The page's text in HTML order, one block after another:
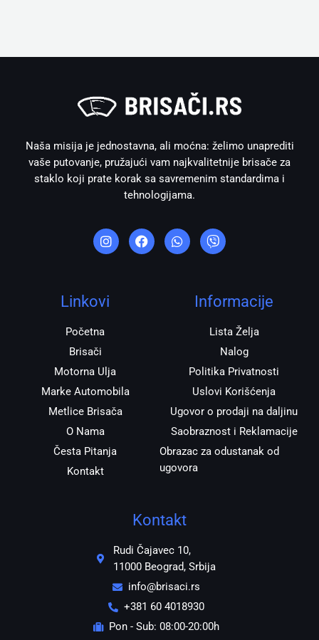
Naša misija je jednostavna, ali moćna: želimo unaprediti
vaše putovanje, pružajući vam najkvalitetnije brisače za
staklo koji prate korak sa savremenim standardima i
tehnologijama.
n
s
t
r
a
a
c
e
h
a
t
i
b
e
Linkovi
Početna
Brisači
Motorna Ulja
Marke Automobila
Metlice Brisača
O Nama
Česta Pitanja
Kontakt
Informacije
Lista Želja
Nalog
Politika Privatnosti
Uslovi Korišćenja
Ugovor o prodaji na daljinu
Saobraznost i Reklamacije
Obrazac za odustanak od
ugovora
Kontakt
Rudi Čajavec 10,
11000 Beograd, Srbija
info@brisaci.rs
+381 60 4018930
Pon - Sub: 08:00-20:00h